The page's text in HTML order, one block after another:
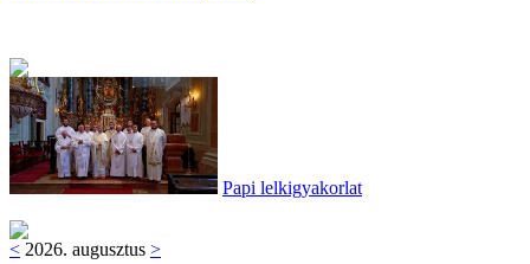
Papi lelkigyakorlat
< 2026. augusztus >